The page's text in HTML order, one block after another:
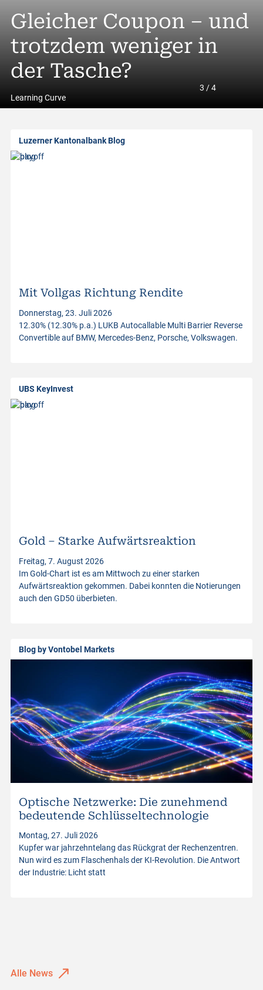
A
l
l
a
o
s
o
d
u
Rendite entsteht
im Detail
Gleicher Coupon – und
trotzdem weniger in
der Tasche?
Learning Curve
Idee»: Lonza
ist (doch) gut
3 /4
Luzerner Kantonalbank Blog
Mit Vollgas Richtung Rendite
Donnerstag, 23. Juli 2026
12.30% (12.30% p.a.) LUKB Autocallable Multi Barrier Reverse
Convertible auf BMW, Mercedes-Benz, Porsche, Volkswagen.
UBS KeyInvest
Gold – Starke Aufwärtsreaktion
Freitag, 7. August 2026
Im Gold-Chart ist es am Mittwoch zu einer starken
Aufwärtsreaktion gekommen. Dabei konnten die Notierungen
auch den GD50 überbieten.
Blog by Vontobel Markets
Optische Netzwerke: Die zunehmend
bedeutende Schlüsseltechnologie
Montag, 27. Juli 2026
Kupfer war jahrzehntelang das Rückgrat der Rechenzentren.
Nun wird es zum Flaschenhals der KI-Revolution. Die Antwort
der Industrie: Licht statt
Alle News